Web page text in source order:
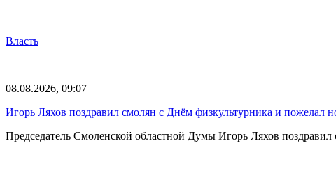
Власть
08.08.2026, 09:07
Игорь Ляхов поздравил смолян с Днём физкультурника и пожелал
Председатель Смоленской областной Думы Игорь Ляхов